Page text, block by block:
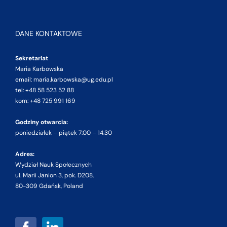
DANE KONTAKTOWE
Sekretariat
Maria Karbowska
email: maria.karbowska@ug.edu.pl
tel: +48 58 523 52 88
kom: +48 725 991 169
Godziny otwarcia:
poniedziałek – piątek 7:00 – 14:30
Adres:
Wydział Nauk Społecznych
ul. Marii Janion 3, pok. D208,
80-309 Gdańsk, Poland